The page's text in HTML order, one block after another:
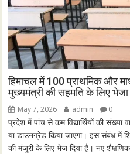
हिमाचल में 100 प्राथमिक और
मुख्यमंत्री की सहमति के लिए भेजा
May 7, 2026 admin 0
प्रदेश में पांच से कम विद्यार्थियों की
या डाउनग्रेड किया जाएगा। इस संबंध में
की मंजूरी के लिए भेज दिया है। नए